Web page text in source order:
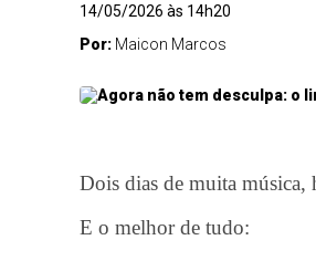
14/05/2026 às 14h20
Por: Maicon Marcos
Dois dias de muita
E o melhor de tudo: